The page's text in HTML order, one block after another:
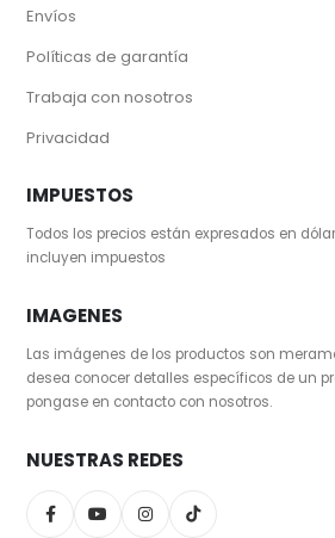
Envíos
Políticas de garantía
Trabaja con nosotros
Privacidad
IMPUESTOS
Todos los precios están expresados en
incluyen impuestos
IMAGENES
Las imágenes de los productos son
desea conocer detalles específicos de un
pongase en contacto con nosotros.
NUESTRAS REDES